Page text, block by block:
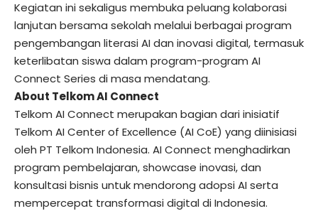
Kegiatan ini sekaligus membuka peluang kolaborasi
lanjutan bersama sekolah melalui berbagai program
pengembangan literasi AI dan inovasi digital, termasuk
keterlibatan siswa dalam program-program AI
Connect Series di masa mendatang.
About Telkom AI Connect
Telkom AI Connect merupakan bagian dari inisiatif
Telkom AI Center of Excellence (AI CoE) yang diinisiasi
oleh PT Telkom Indonesia. AI Connect menghadirkan
program pembelajaran, showcase inovasi, dan
konsultasi bisnis untuk mendorong adopsi AI serta
mempercepat transformasi digital di Indonesia.